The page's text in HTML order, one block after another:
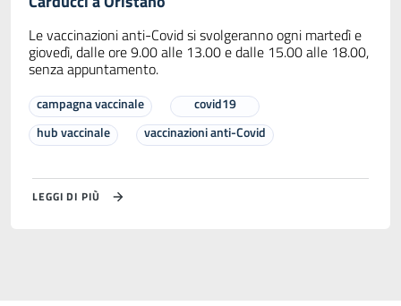
Le vaccinazioni anti-Covid si svolgeranno ogni martedì e
giovedì, dalle ore 9.00 alle 13.00 e dalle 15.00 alle 18.00,
senza appuntamento.
campagna vaccinale
covid19
hub vaccinale
vaccinazioni anti-Covid
LEGGI DI PIÙ